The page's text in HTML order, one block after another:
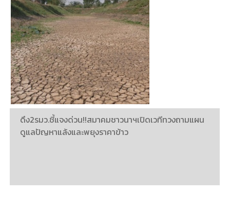
ดึง2รมว.ชี้แจงด่วน!!สมาคมชาวนาฯเปิดเวทีทวงถามแผน
ดูแลปัญหาแล้งและพยุงราคาข้าว